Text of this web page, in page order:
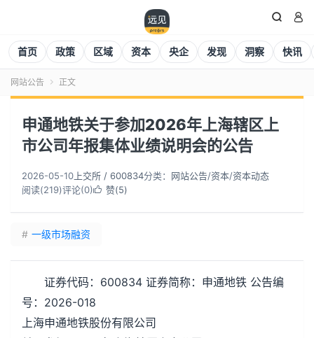
 
首页 政策 区域 资本 央企 发现 洞察 快讯
网站公告  正文
申通地铁关于参加2026年上海辖区上
市公司年报集体业绩说明会的公告
2026-05-10 上交所 / 600834分类： 网站公告/资本/资本动态
阅读(220)评论(0) 赞(5)
# 一级市场融资
证券代码：600834 证券简称：申通地铁 公告编
号：2026-018
上海申通地铁股份有限公司